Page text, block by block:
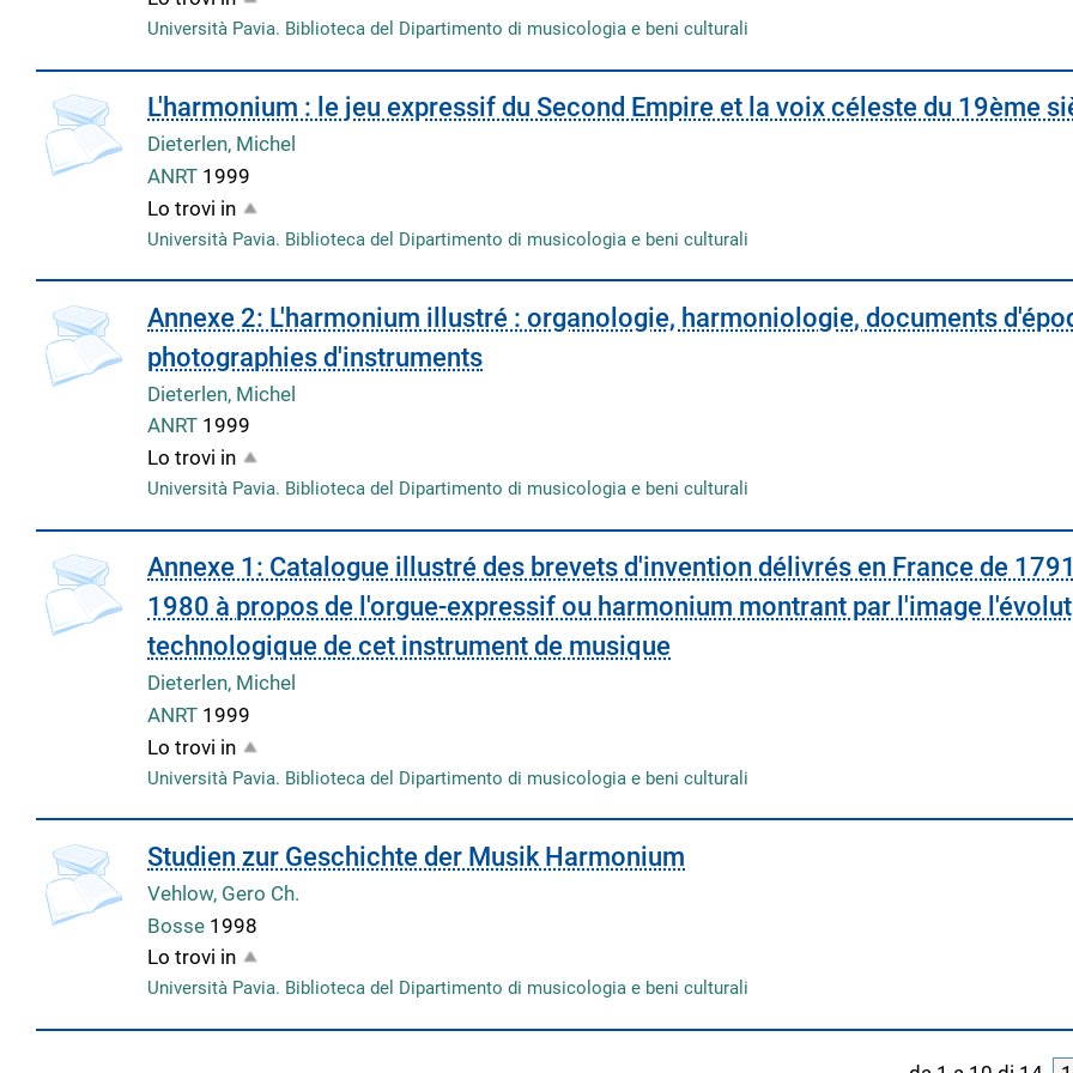
Università Pavia. Biblioteca del Dipartimento di musicologia e beni culturali
L'harmonium : le jeu expressif du Second Empire et la voix céleste du 19ème
Dieterlen, Michel
ANRT 1999
Lo trovi in
Università Pavia. Biblioteca del Dipartimento di musicologia e beni culturali
copertina
Annexe 2: L'harmonium illustré : organologie, harmoniologie, documents
photographies d'instruments
Dieterlen, Michel
ANRT 1999
Lo trovi in
Università Pavia. Biblioteca del Dipartimento di musicologia e beni culturali
copertina
Annexe 1: Catalogue illustré des brevets d'invention délivrés en France de
1980 à propos de l'orgue-expressif ou harmonium montrant par l'image
technologique de cet instrument de musique
Dieterlen, Michel
ANRT 1999
Lo trovi in
Università Pavia. Biblioteca del Dipartimento di musicologia e beni culturali
Studien zur Geschichte der Musik Harmonium
Vehlow, Gero Ch.
Bosse 1998
Lo trovi in
Università Pavia. Biblioteca del Dipartimento di musicologia e beni culturali